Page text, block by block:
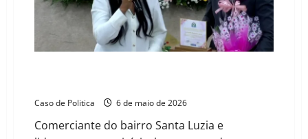
homenagem
de
Dra.
Graça
Melo
Caso de Politica 6 de maio de 2026
Comerciante do bairro Santa Luzia e